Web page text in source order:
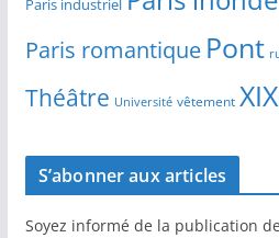
Paris industriel
Paris romantique Pont
Théâtre Université vêtement
S’abonner aux articles
Soyez informé de la publication